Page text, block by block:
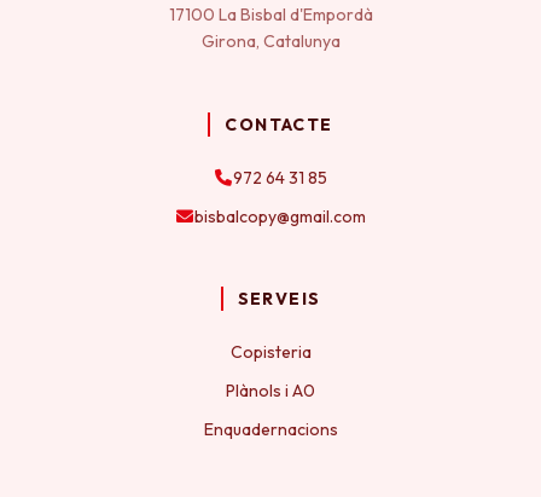
17100 La Bisbal d'Empordà
Girona, Catalunya
CONTACTE
972 64 31 85
bisbalcopy@gmail.com
SERVEIS
Copisteria
Plànols i A0
Enquadernacions